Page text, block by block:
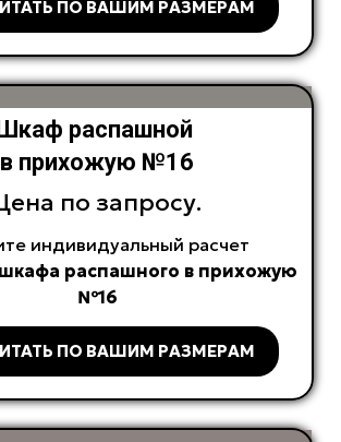
ПО ВАШИМ РАЗМЕРАМ
Шкаф распашной
в прихожую №16
по запросу.
индивидуальный расчет
шкафа распашного в прихожую
№16
ПО ВАШИМ РАЗМЕРАМ